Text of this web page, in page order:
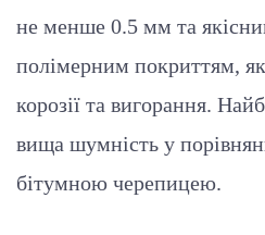
не менше 0.5 мм та
полімерним покриттям,
корозії та вигорання.
вища шумність у
бітумною черепицею.